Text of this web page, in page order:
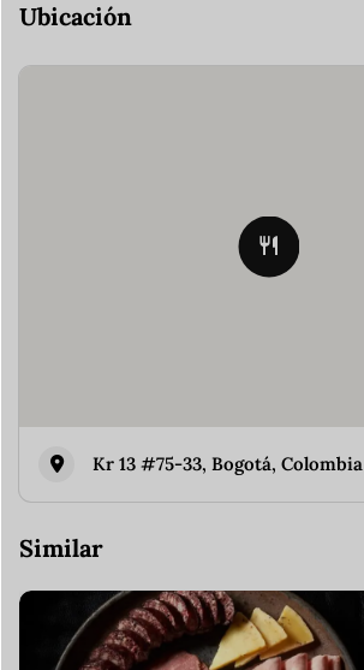
Ubicación
Kr 13 #75-33, Bogotá, Colombia
Similar